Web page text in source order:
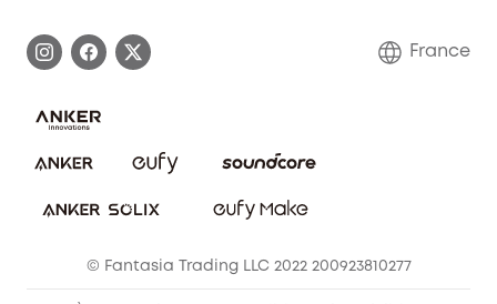
Annuler la commande
Communauté eufy Security
France
© Fantasia Trading LLC 2022 200923810277